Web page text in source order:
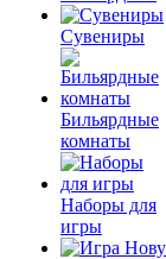
Сувениры
Бильярдные
комнаты
Наборы для
игры